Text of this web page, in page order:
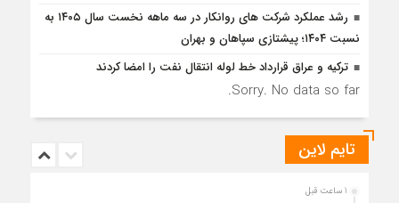
رشد عملکرد شرکت های روانکار در سه ماهه نخست سال ۱۴۰۵ به
نسبت ۱۴۰۴؛ پیشتازی سپاهان و بهران
ترکیه و عراق قرارداد خط لوله انتقال نفت را امضا کردند
Sorry. No data so far.
تایم لاین
1 ساعت قبل